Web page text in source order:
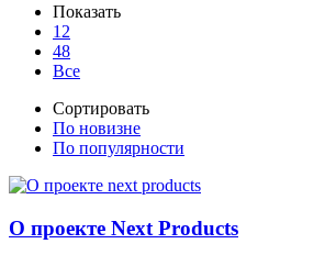
Показать
12
48
Все
Сортировать
По новизне
По популярности
О проекте Next Products